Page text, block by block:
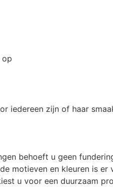
op
iedereen zijn of haar
behoeft u geen
motieven en kleuren is er
u voor een duurzaam